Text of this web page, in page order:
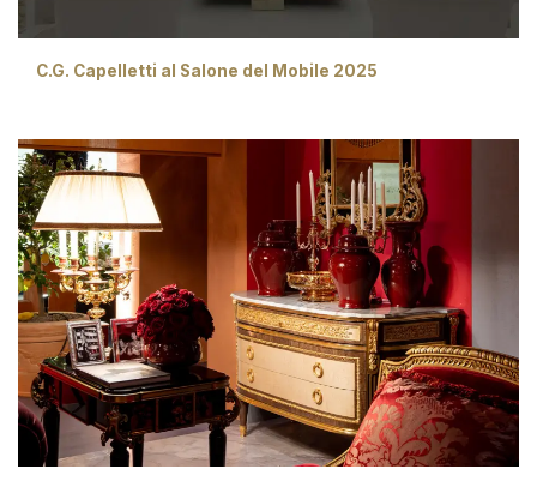
C.G. Capelletti al Salone del Mobile 2025